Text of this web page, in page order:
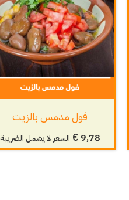
فول مدمس بالزيت
€9,78 السعر لا يشمل الضريبة